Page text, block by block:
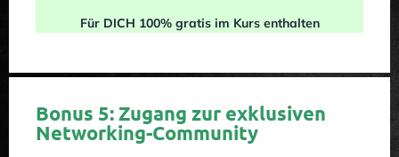
Für DICH 100% gratis im Kurs enthalten
Bonus 5: Zugang zur exklusiven
Networking-Community